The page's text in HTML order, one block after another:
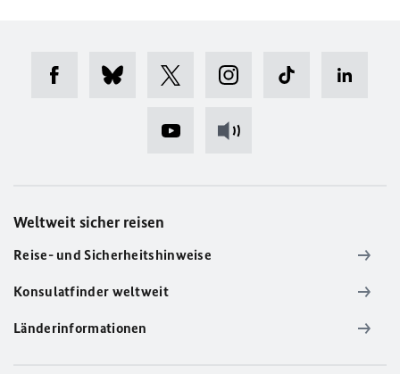
Weltweit sicher reisen
Reise- und Sicherheitshinweise
Konsulatfinder weltweit
Länderinformationen